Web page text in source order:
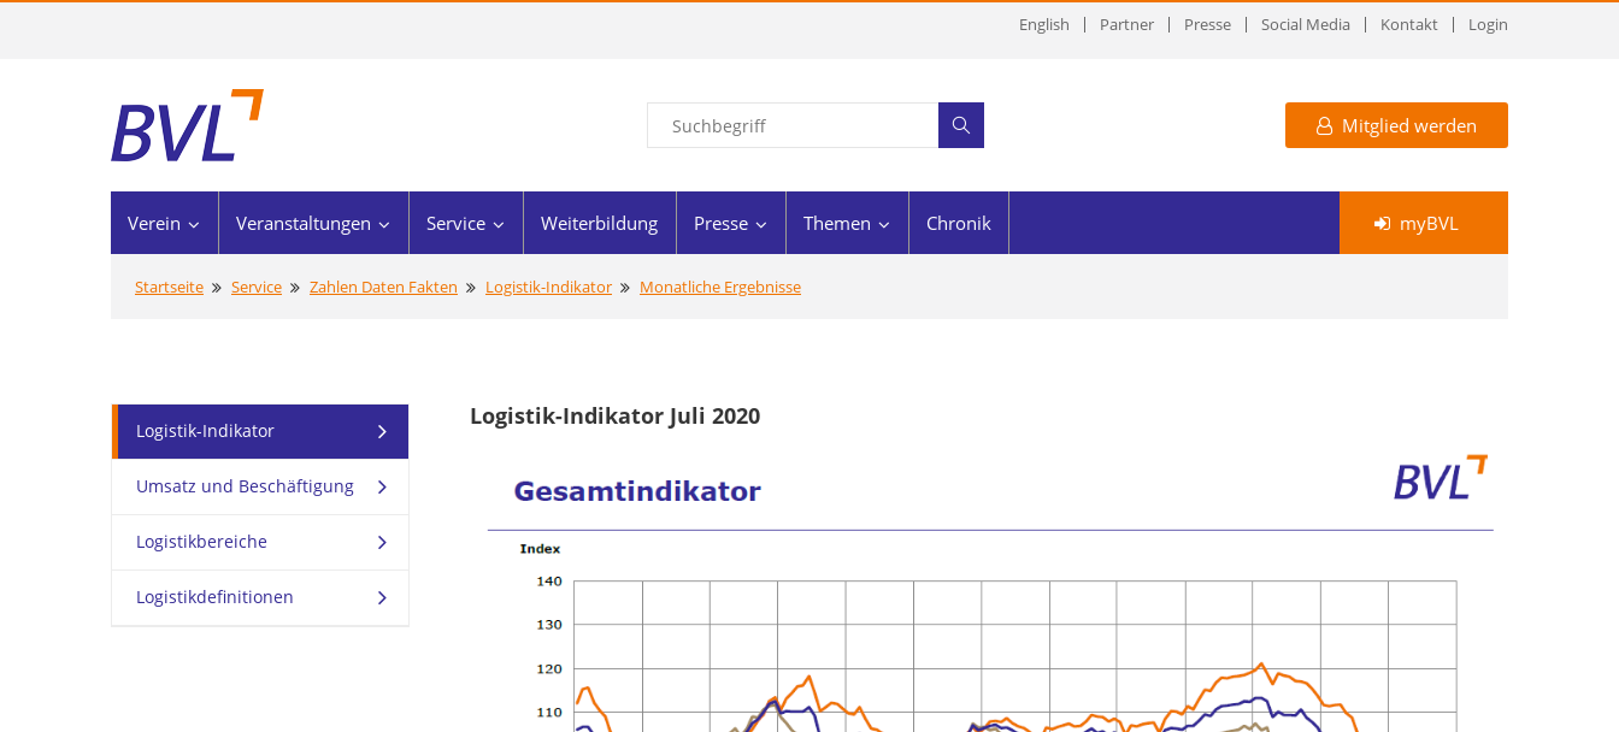
English Partner Presse Social Media Kontakt Login
Mitglied werden
Verein Veranstaltungen Service Weiterbildung Presse Themen Chronik myBVL
Startseite Service Zahlen Daten Fakten Logistik-Indikator Monatliche Ergebnisse
Logistik-Indikator
Umsatz und Beschäftigung
Logistikbereiche
Logistikdefinitionen
Logistik-Indikator Juli 2020